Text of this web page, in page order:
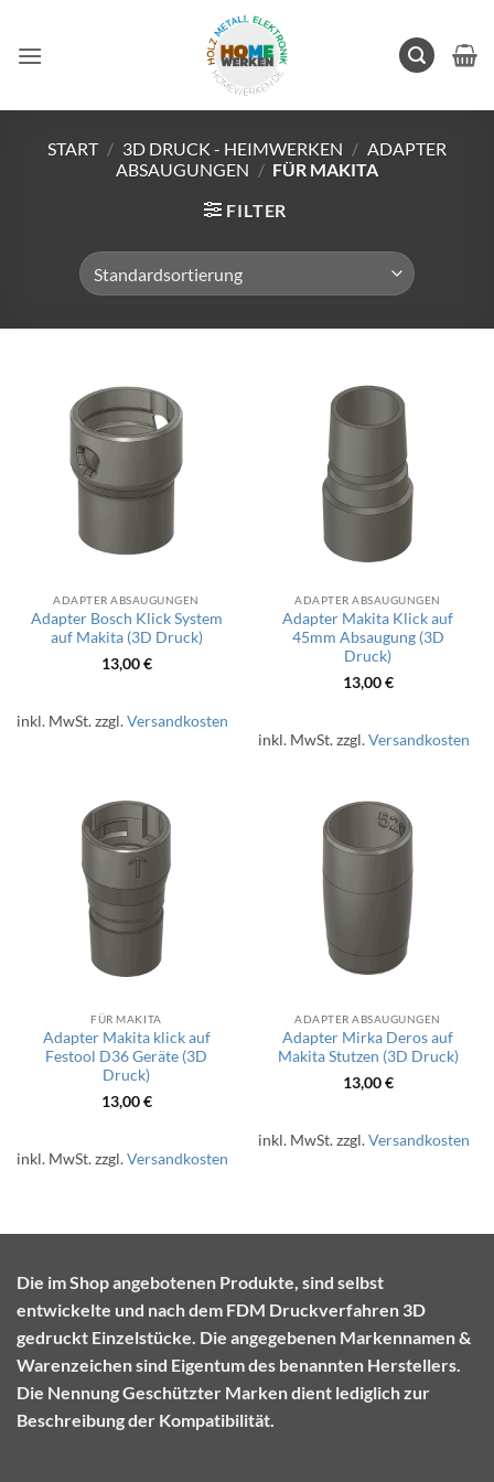
springen
START / 3D DRUCK - HEIMWERKEN / ADAPTER
ABSAUGUNGEN / FÜR MAKITA
FILTER
ADAPTER ABSAUGUNGEN
Adapter Bosch Klick System
auf Makita (3D Druck)
13,00€
inkl. MwSt.zzgl.Versandkosten
ADAPTER ABSAUGUNGEN
Adapter Makita Klick auf
45mm Absaugung (3D
Druck)
13,00€
inkl. MwSt.zzgl.Versandkosten
FÜR MAKITA
Adapter Makita klick auf
Festool D36 Geräte (3D
Druck)
13,00€
inkl. MwSt.zzgl.Versandkosten
ADAPTER ABSAUGUNGEN
Adapter Mirka Deros auf
Makita Stutzen (3D Druck)
13,00€
inkl. MwSt.zzgl.Versandkosten
Die im Shop angebotenen Produkte, sind selbst
entwickelte und nach dem FDM Druckverfahren 3D
gedruckt Einzelstücke. Die angegebenen Markennamen &
Warenzeichen sind Eigentum des benannten Herstellers.
Die Nennung Geschützter Marken dient lediglich zur
Beschreibung der Kompatibilität.